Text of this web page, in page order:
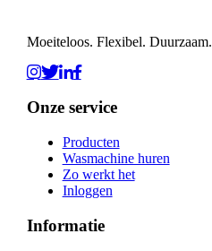
Moeiteloos. Flexibel. Duurzaam.
Onze service
Producten
Wasmachine huren
Zo werkt het
Inloggen
Informatie